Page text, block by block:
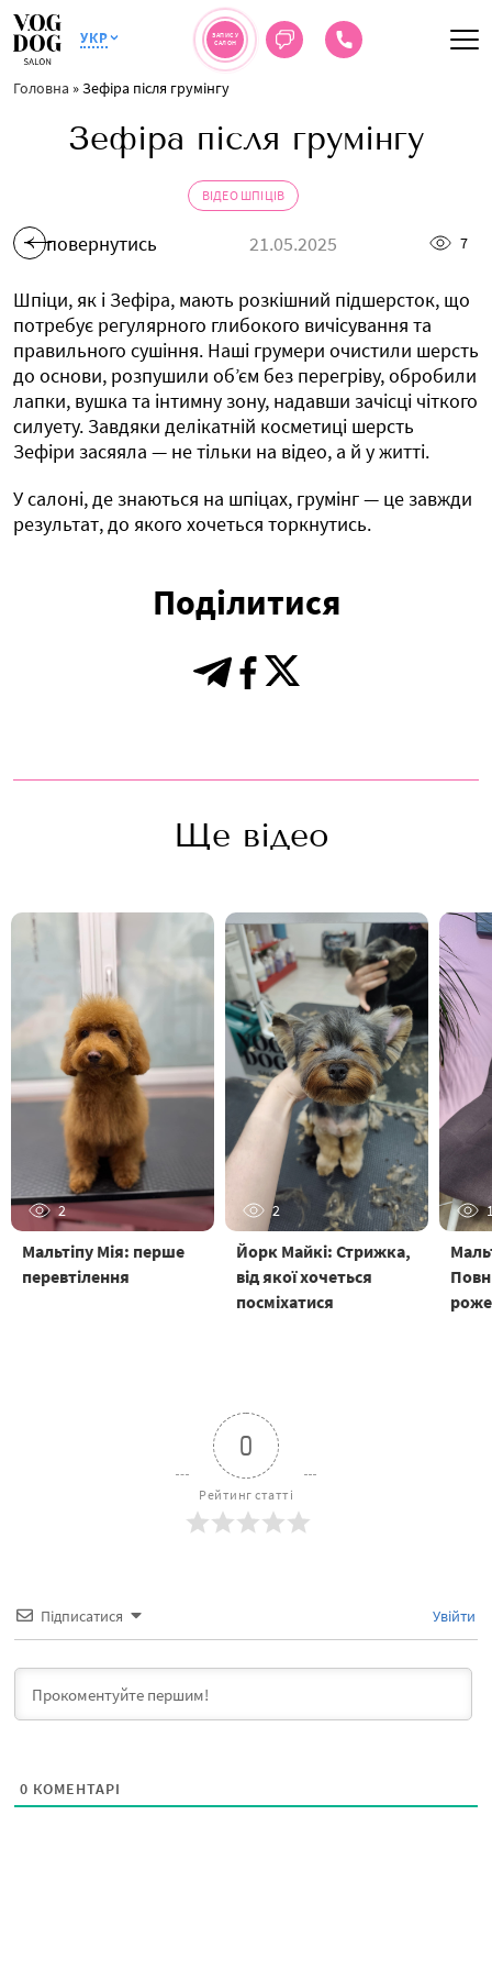
УКР
ЗАПИС У
САЛОН
Головна »Зефіра після грумінгу
Зефіра після грумінгу
ВІДЕО ШПІЦІВ
повернутись 21.05.2025 7
Шпіци, як і Зефіра, мають розкішний підшерсток, що
потребує регулярного глибокого вичісування та
правильного сушіння. Наші грумери очистили шерсть
до основи, розпушили об’єм без перегріву, обробили
лапки, вушка та інтимну зону, надавши зачісці чіткого
силуету. Завдяки делікатній косметиці шерсть
Зефіри засяяла — не тільки на відео, а й у житті.
У салоні, де знаються на шпіцах, грумінг — це завжди
результат, до якого хочеться торкнутись.
Поділитися
Ще відео
2
Мальтіпу Мія: перше
перевтілення
2
Йорк Майкі: Стрижка,
від якої хочеться
посміхатися
0
Рейтинг статті
Підписатися Увійти
0 КОМЕНТАРІ